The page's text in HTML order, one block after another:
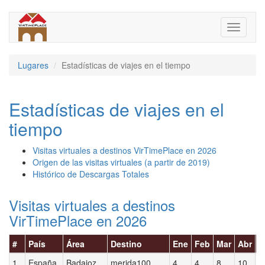
contenido
principal
Toggle
Lugares Estadísticas de viajes en el tiempo
Estadísticas de viajes en el
tiempo
Visitas virtuales a destinos VirTimePlace en 2026
Origen de las visitas virtuales (a partir de 2019)
Histórico de Descargas Totales
Visitas virtuales a destinos
VirTimePlace en 2026
# País Área Destino Ene Feb Mar Abr
1
España Badajoz merida100 4 4 8 10